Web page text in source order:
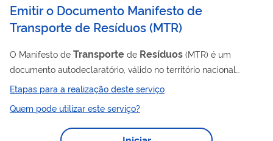
Emitir o Documento Manifesto de
Transporte de Resíduos(MTR)
O Manifesto de Transporte de Resíduos (MTR) é um
documento autodeclaratório, válido no território nacional
gerado pelo Sistema Nacional de Informações sobre a Gestão
que tem como objetivo monitorar, rastrear e controlar a
movimentação deresíduossólidosno Brasil desde sua
Etapas para a realização deste serviço
Quem pode utilizar este serviço?